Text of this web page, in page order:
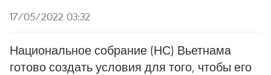
17/05/2022 03:32
Национальное собрание (НС) Вьетнама
готово создать условия для того, чтобы его